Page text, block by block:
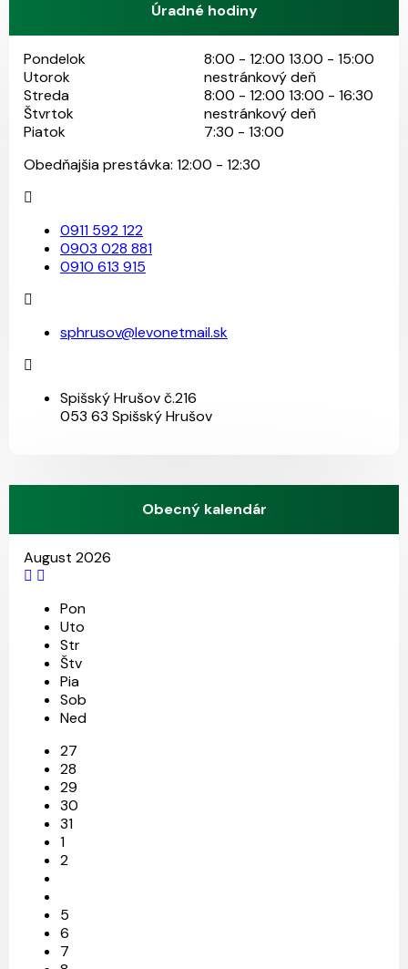
Úradné hodiny
Pondelok
8:00 - 12:00 13.00 - 15:00
Utorok
nestránkový deň
Streda
8:00 - 12:00 13:00 - 16:30
Štvrtok
nestránkový deň
Piatok
7:30 - 13:00
Obedňajšia prestávka: 12:00 - 12:30
0911 592 122
0903 028 881
0910 613 915
sphrusov@levonetmail.sk
Spišský Hrušov č.216
053 63 Spišský Hrušov
Obecný kalendár
August 2026
Pon
Uto
Str
Štv
Pia
Sob
Ned
27
28
29
30
31
1
2
5
6
7